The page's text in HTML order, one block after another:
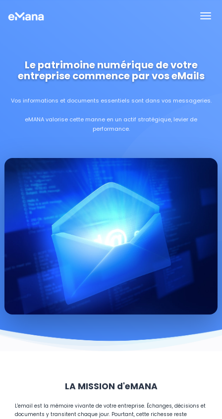
Le patrimoine numérique de votre
entreprise commence par vos eMails
Vos informations et documents essentiels sont dans vos messageries.
eMANA valorise cette manne en un actif stratégique, levier de
performance.
LA MISSION d'eMANA
L'email est la mémoire vivante de votre entreprise. Échanges, décisions et
documents y transitent chaque jour. Pourtant, cette richesse reste